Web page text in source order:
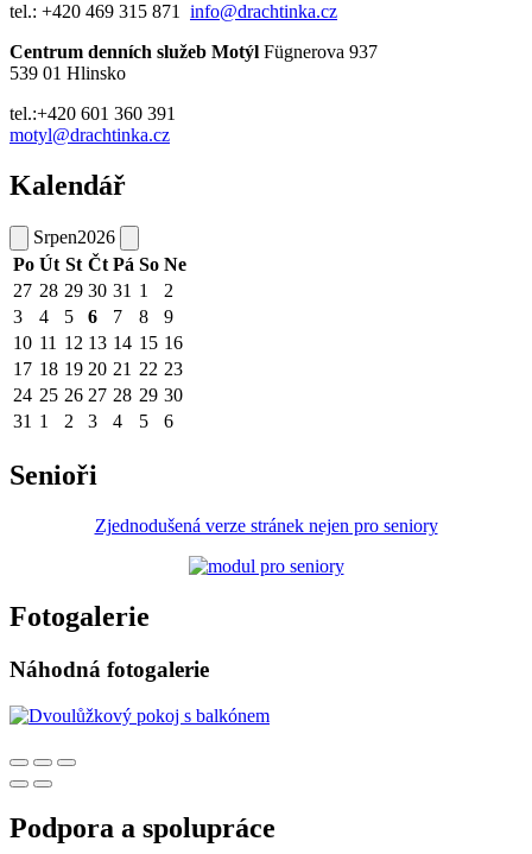
tel.: +420 469 315 871 info@drachtinka.cz
Centrum denních služeb Motýl Fügnerova 937
539 01 Hlinsko
tel.:+420 601 360 391
motyl@drachtinka.cz
Kalendář
Srpen2026
Po Út St Čt Pá So Ne
27 28 29 30 31 1
2
3
4 5 6 7 8
9
10 11 12 13 14 15 16
17 18 19 20 21 22 23
24 25 26 27 28 29 30
31 1 2 3 4 5 6
Senioři
Zjednodušená verze stránek nejen pro seniory
Fotogalerie
Náhodná fotogalerie
Podpora a spolupráce